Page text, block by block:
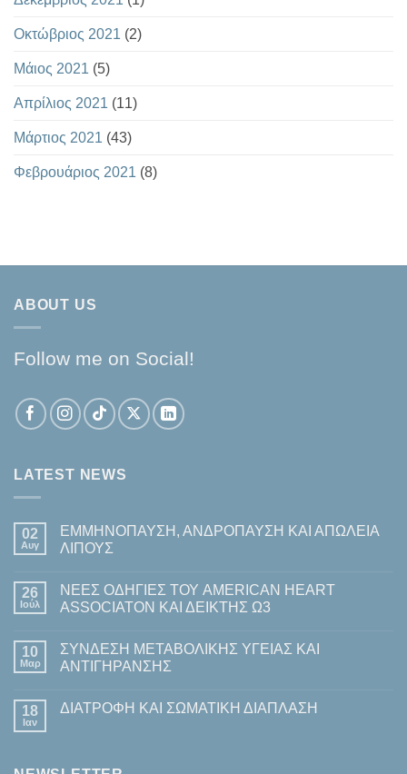
Οκτώβριος 2021 (2)
Μάιος 2021 (5)
Απρίλιος 2021 (11)
Μάρτιος 2021 (43)
Φεβρουάριος 2021 (8)
ABOUT US
Follow me on Social!
LATEST NEWS
02
Αυγ
ΕΜΜΗΝΟΠΑΥΣΗ, ΑΝΔΡΟΠΑΥΣΗ ΚΑΙ ΑΠΩΛΕΙΑ
ΛΙΠΟΥΣ
σχόλια
στο
ΕΜΜΗΝΟΠΑΥΣΗ,
ΑΠΩΛΕΙΑ
ΛΙΠΟΥΣ
26
Ιούλ
ΝΕΕΣ ΟΔΗΓΙΕΣ ΤΟΥ AMERICAN HEART
ASSOCIATON ΚΑΙ ΔΕΙΚΤΗΣ Ω3
σχόλια
στο
ΝΕΕΣ
AMERICAN
Ω3
10
Μαρ
ΣΥΝΔΕΣΗ ΜΕΤΑΒΟΛΙΚΗΣ ΥΓΕΙΑΣ ΚΑΙ
ΑΝΤΙΓΗΡΑΝΣΗΣ
σχόλια
ΚΑΙ
18
Ιαν
ΔΙΑΤΡΟΦΗ ΚΑΙ ΣΩΜΑΤΙΚΗ ΔΙΑΠΛΑΣΗ